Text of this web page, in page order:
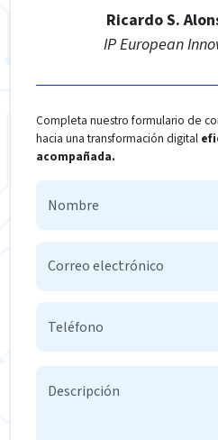
Ricardo S.
IP European
Completa nuestro formulario de
hacia una transformación digital
acompañada.